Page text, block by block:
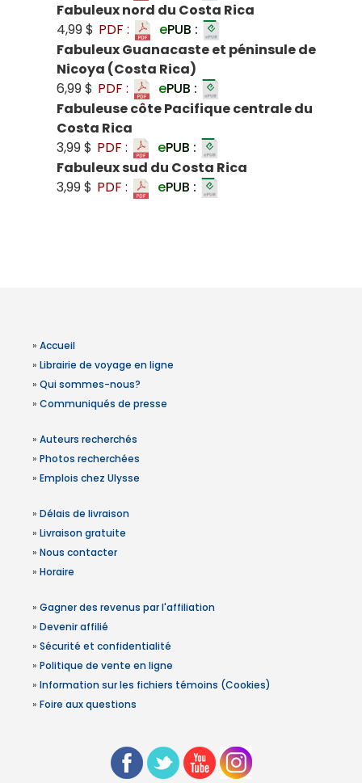
Fabuleux nord du Costa Rica
4,99 $ PDF : ePUB :
Fabuleux Guanacaste et péninsule de
Nicoya (Costa Rica)
6,99 $ PDF : ePUB :
Fabuleuse côte Pacifique centrale du
Costa Rica
3,99 $ PDF : ePUB :
Fabuleux sud du Costa Rica
3,99 $ PDF : ePUB :
» Accueil
» Librairie de voyage en ligne
» Qui sommes-nous?
» Communiqués de presse
» Auteurs recherchés
» Photos recherchées
» Emplois chez Ulysse
» Délais de livraison
» Livraison gratuite
» Nous contacter
» Horaire
» Gagner des revenus par l'affiliation
» Devenir affilié
» Sécurité et confidentialité
» Politique de vente en ligne
» Information sur les fichiers témoins (Cookies)
» Foire aux questions